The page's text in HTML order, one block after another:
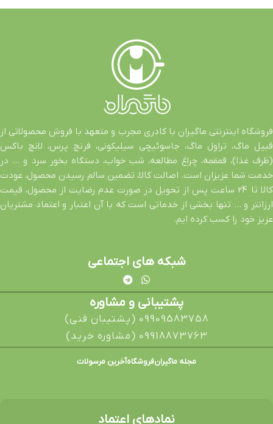
فروشگاه اینترنتی ماگیران با کادری مجرب و متعهد با فروش محصولاتی از
قبیل ماگ، تراول ماگ، جاسوئیچی سیلیکونی، فرنچ پرس، لانچ باکس
(ظرف غذا)، قمقمه، چراغ مطالعه، شب خواب، دستگاه بخور سرد و … در
خدمت شما عزیزان است. اصالت کالا، تضمین سالم رسیدن محصول، عودت
کالا تا 24 ساعت پس از تحویل در صورت عدم رضایت از محصول، قیمت
ارزانتر و … تنها بخشی از خدماتی است که با آن اعتبار و اعتماد مشتریان
عزیز خود را کسب کرده ایم.
شبکه های اجتماعی
پشتیبانی و مشاوره
09909583758 (پشتیبان فنی)
09918873763 (مشاوره خرید)
مجله ماگیرانفروشگاهآخرین مرسولات
نمادهای اعتماد